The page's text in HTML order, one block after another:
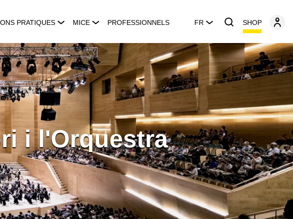
PRATIQUES MICE PROFESSIONNELS FR SHOP
i l'Orquestra